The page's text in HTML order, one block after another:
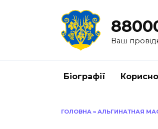
Ваш
Біографії Корисно
ГОЛОВНА » АЛЬГИНАТНАЯ